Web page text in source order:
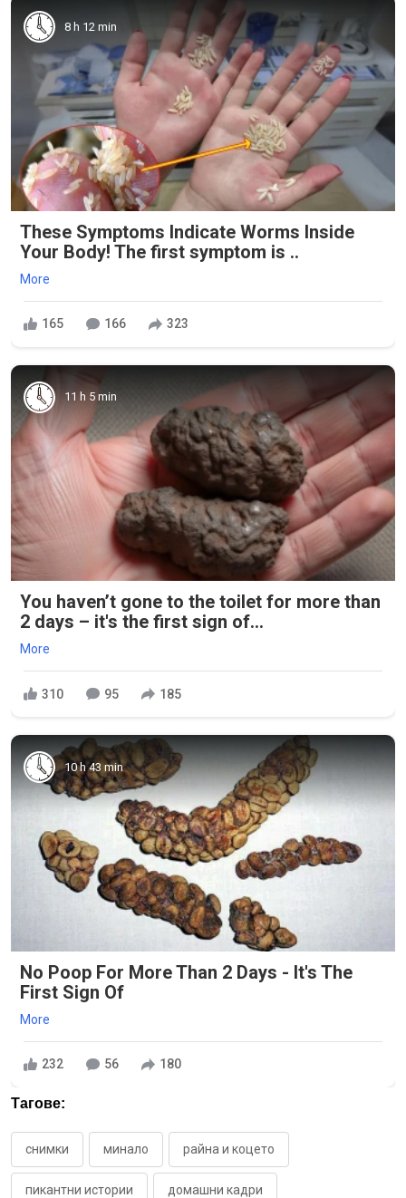
8 h 12 min
These Symptoms Indicate Worms Inside
Your Body! The first symptom is ..
More
165 166 323
11 h 5 min
You haven’t gone to the toilet for more than
2 days – it's the first sign of...
More
310 95 185
10 h 43 min
No Poop For More Than 2 Days - It's The
First Sign Of
More
232 56 180
Тагове:
снимки минало райна и коцето
пикантни истории домашни кадри